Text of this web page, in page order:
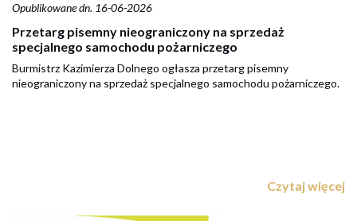
Opublikowane dn. 16-06-2026
Przetarg pisemny nieograniczony na sprzedaż
specjalnego samochodu pożarniczego
Burmistrz Kazimierza Dolnego ogłasza przetarg pisemny
nieograniczony na sprzedaż specjalnego samochodu pożarniczego.
Czytaj więcej